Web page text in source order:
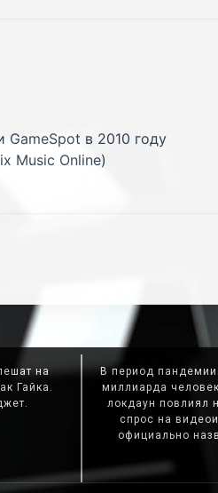
в 2010 году
Music Online)
на
Гайка.
В период
миллиарда
локдаун повлиял
спрос на
официально